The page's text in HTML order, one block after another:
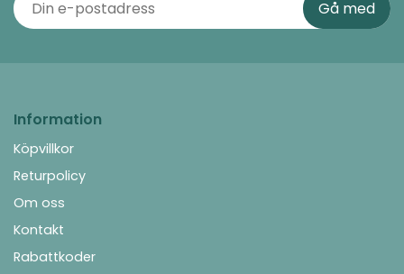
Information
Köpvillkor
Returpolicy
Om oss
Kontakt
Rabattkoder